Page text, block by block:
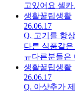
고있어요 셀
생활꿀팁생활
26.06.17
Q. 고기를 항
다른 식품같
ㅠ다른분들은
생활꿀팁생활
26.06.17
Q. 아샷추가